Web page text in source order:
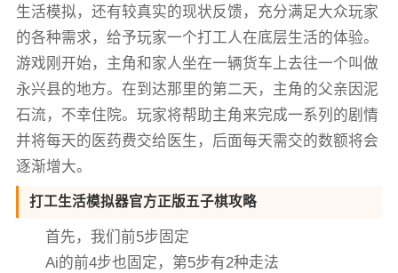
生活模拟，还有较真实的现状反馈，充分满足大众玩家
的各种需求，给予玩家一个打工人在底层生活的体验。
游戏刚开始，主角和家人坐在一辆货车上去往一个叫做
永兴县的地方。在到达那里的第二天，主角的父亲因泥
石流，不幸住院。玩家将帮助主角来完成一系列的剧情
并将每天的医药费交给医生，后面每天需交的数额将会
逐渐增大。
打工生活模拟器官方正版五子棋攻略
首先，我们前5步固定
Ai的前4步也固定，第5步有2种走法